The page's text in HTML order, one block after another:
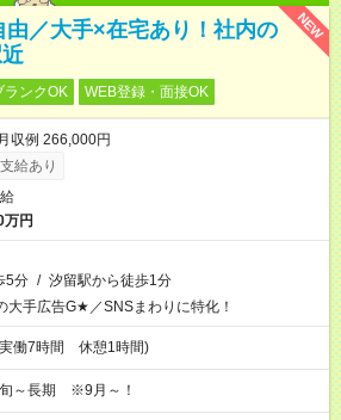
NEW
由／大手×在宅あり！社内の
ランクOK WEB登録・面接OK
例 266,000円
給あり
円
5分 / 汐留駅から徒歩1分
大手広告G★／SNSまわりに特化！
働7時間 休憩1時間)
～長期 ※9月～！